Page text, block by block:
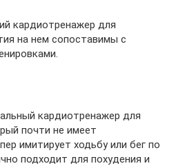
кардиотренажер для
на нем сопоставимы с
кардиотренажер для
почти не имеет
имитирует ходьбу или бег по
подходит для похудения и